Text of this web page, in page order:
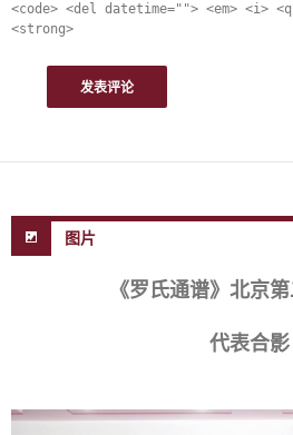
<code> <del datetime=""> <em> <i>
<strong>
图片
《罗氏通谱》北京
代表合影